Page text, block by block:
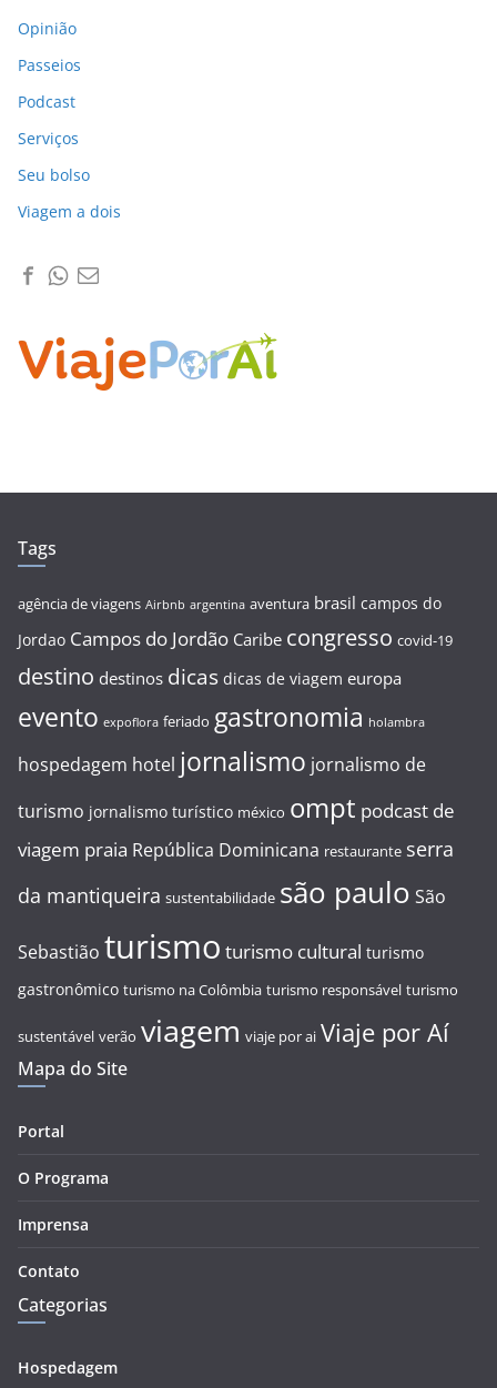
Opinião
Passeios
Podcast
Serviços
Seu bolso
Viagem a dois
Tags
agência de viagens Airbnb argentina aventura brasil campos do
Jordao Campos do Jordão Caribe congresso covid-19
destino destinos dicas dicas de viagem europa
evento expoflora feriado gastronomia holambra
hospedagem hotel jornalismo jornalismo de
turismo jornalismo turístico méxico ompt podcast de
viagem praia República Dominicana restaurante serra
da mantiqueira sustentabilidade são paulo São
Sebastião turismo turismo cultural turismo
gastronômico turismo na Colômbia turismo responsável turismo
sustentável verão viagem viaje por ai Viaje por Aí
Mapa do Site
Portal
O Programa
Imprensa
Contato
Categorias
Hospedagem